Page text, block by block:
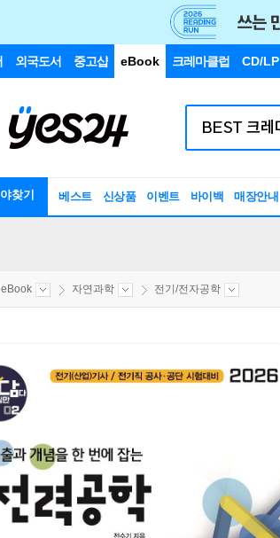
외국도서 중고샵 eBook 크레마클럽 CD/LP
찾기 베스트 신상품 이벤트 바이백 매장안내
eBook 자연과학 전기/전자공학